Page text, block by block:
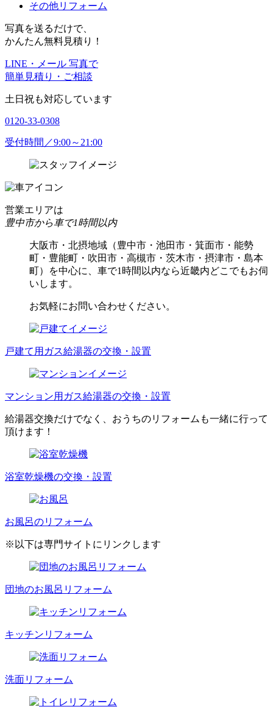
その他リフォーム
写真を送るだけで、
かんたん無料見積り！
LINE・メール 写真で
簡単見積り・ご相談
土日祝も対応しています
0120-33-0308
受付時間／9:00～21:00
営業エリアは
豊中市から車で1時間以内
大阪市・北摂地域（豊中市・池田市・箕面市・能勢
町・豊能町・吹田市・高槻市・茨木市・摂津市・島本
町）を中心に、車で1時間以内なら近畿内どこでもお伺
いします。
お気軽にお問い合わせください。
戸建て用ガス給湯器の交換・設置
マンション用ガス給湯器の交換・設置
給湯器交換だけでなく、おうちのリフォームも一緒に行って
頂けます！
浴室乾燥機の交換・設置
お風呂のリフォーム
※以下は専門サイトにリンクします
団地のお風呂リフォーム
キッチンリフォーム
洗面リフォーム